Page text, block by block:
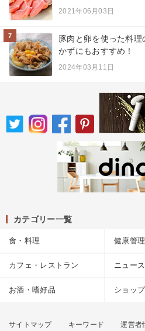
2021年06月03日
7
豚肉と卵を使った料
かずにもおすすめ！
2024年03月11日
カテゴリー一覧
食・料理 健康管理
カフェ・レストラン ニュース
お酒・嗜好品 ショップ
サイトマップ キーワード 運営者